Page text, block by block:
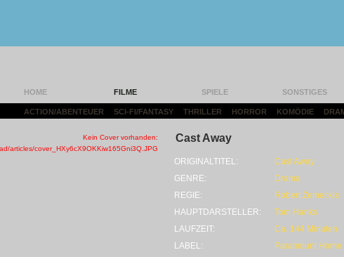
HOME FILME SPIELE SONSTIGES
ACTION/ABENTEUER SCI-FI/FANTASY THRILLER HORROR KOMÖDIE
Cast Away
ORIGINALTITEL:
Cast Away
GENRE:
Drama
REGIE:
Robert Zemeckis
HAUPTDARSTELLER:
Tom Hanks
LAUFZEIT:
Ca. 144 Minuten
LABEL:
Paramount